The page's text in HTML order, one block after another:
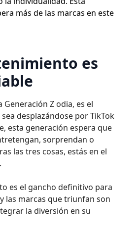
más de las marcas en este
es
Generación Z odia, es el
desplazándose por TikTok
esta generación espera que
sorprendan o
las tres cosas, estás en el
es el gancho definitivo para
las marcas que triunfan son
la diversión en su